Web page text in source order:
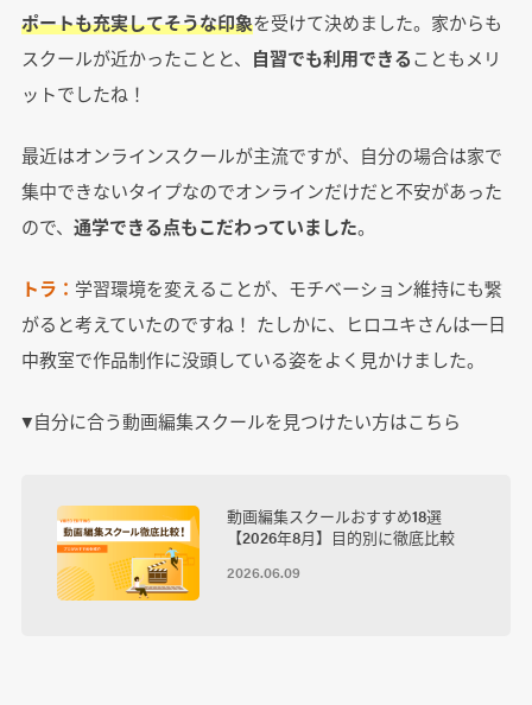
ポートも充実してそうな印象を受けて決めました。家からも
スクールが近かったことと、 自習でも利用できることもメリ
ットでしたね！
最近はオンラインスクールが主流ですが、自分の場合は家で
集中できないタイプなのでオンラインだけだと不安があった
ので、 通学できる点もこだわっていました。
トラ： 学習環境を変えることが、モチベーション維持にも繋
がると考えていたのですね！ たしかに、ヒロユキさんは一日
中教室で作品制作に没頭している姿をよく見かけました。
▼自分に合う動画編集スクールを見つけたい方はこちら
動画編集スクールおすすめ18選
【2026年8月】目的別に徹底比較
2026.06.09